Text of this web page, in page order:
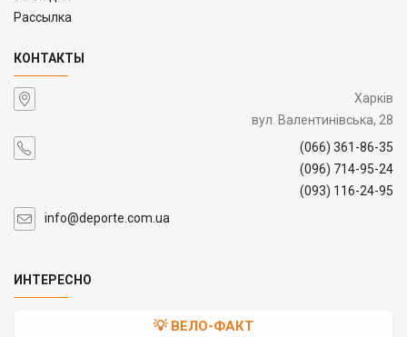
Рассылка
КОНТАКТЫ
Харків
вул. Валентинівська, 28
(066) 361-86-35
(096) 714-95-24
(093) 116-24-95
info@deporte.com.ua
ИНТЕРЕСНО
💡 ВЕЛО-ФАКТ